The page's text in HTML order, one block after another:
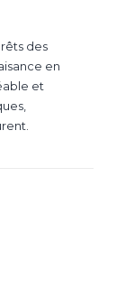
des
en
et